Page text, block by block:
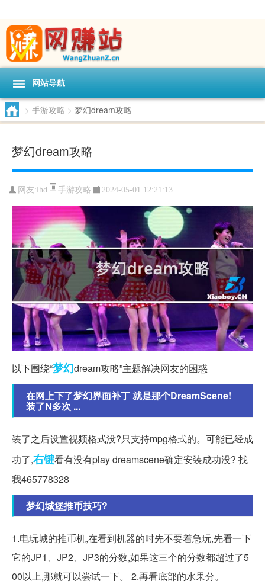
网站导航
> 手游攻略 > 梦幻dream攻略
梦幻dream攻略
网友: lhd 手游攻略 2024-05-01 12:21:13
以下围绕“梦幻dream攻略”主题解决网友的困惑
在网上下了梦幻界面补丁 就是那个DreamScene!
装了N多次 ...
装了之后设置视频格式没?只支持mpg格式的。可能已经成
功了,右键看有没有play dreamscene确定安装成功没? 找
我465778328
梦幻城堡推币技巧?
1.电玩城的推币机,在看到机器的时先不要着急玩,先看一下
它的JP1、JP2、JP3的分数,如果这三个的分数都超过了5
00以上,那就可以尝试一下。 2.再看底部的水果分。